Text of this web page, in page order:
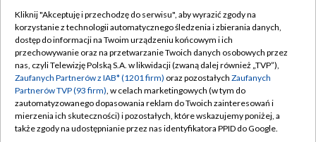
TVP
Abonament TVP
Emisja w TVP
Centrum informacji TVP
Naziemna Telewizja Cyfrowa
Regulamin TVP
Polityka prywatności
Moje zgody
Pomoc
Kliknij "Akceptuję i przechodzę do serwisu", aby wyrazić zgody na
korzystanie z technologii automatycznego śledzenia i zbierania danych,
dostęp do informacji na Twoim urządzeniu końcowym i ich
przechowywanie oraz na przetwarzanie Twoich danych osobowych przez
nas, czyli Telewizję Polską S.A. w likwidacji (zwaną dalej również „TVP”),
Zaufanych Partnerów z IAB* (1201 firm) oraz pozostałych Zaufanych
Partnerów TVP (93 firm), w celach marketingowych (w tym do
zautomatyzowanego dopasowania reklam do Twoich zainteresowań i
mierzenia ich skuteczności) i pozostałych, które wskazujemy poniżej, a
także zgody na udostępnianie przez nas identyfikatora PPID do Google.